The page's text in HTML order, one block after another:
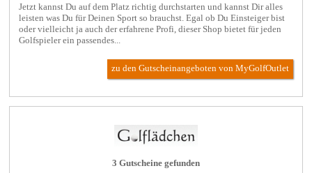
Jetzt kannst Du auf dem Platz richtig durchstarten und kannst Dir alles
leisten was Du für Deinen Sport so brauchst. Egal ob Du Einsteiger bist
oder vielleicht ja auch der erfahrene Profi, dieser Shop bietet für jeden
Golfspieler ein passendes...
zu den Gutscheinangeboten von MyGolfOutlet
3 Gutscheine gefunden